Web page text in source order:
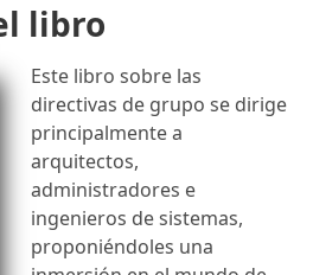
libro
Este libro sobre las
directivas de grupo se dirige
principalmente a
arquitectos,
administradores e
ingenieros de sistemas,
proponiéndoles una